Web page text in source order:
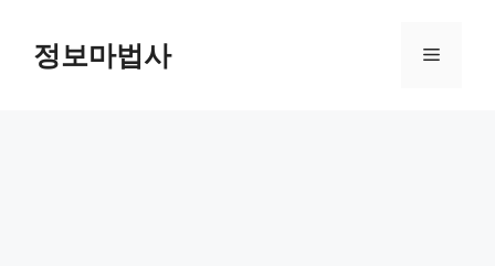
정보마법사 메